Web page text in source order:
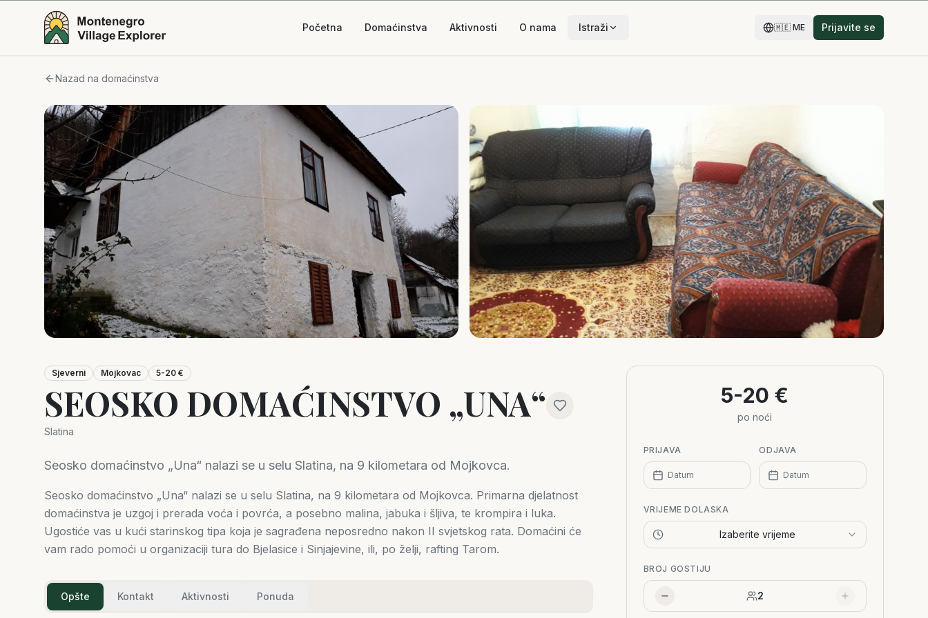
Početna Domaćinstva Aktivnosti O nama Istraži 🇲🇪 ME Prijavite se
Nazad na domaćinstva
Sjeverni Mojkovac 5-20 €
SEOSKO DOMAĆINSTVO „UNA“
Slatina
Seosko domaćinstvo „Una“ nalazi se u selu Slatina, na 9 kilometara od Mojkovca.
Seosko domaćinstvo „Una“ nalazi se u selu Slatina, na 9 kilometara od Mojkovca. Primarna djelatnost
domaćinstva je uzgoj i prerada voća i povrća, a posebno malina, jabuka i šljiva, te krompira i luka.
Ugostiće vas u kući starinskog tipa koja je sagrađena neposredno nakon II svjetskog rata. Domaćini će
vam rado pomoći u organizaciji tura do Bjelasice i Sinjajevine, ili, po želji, rafting Tarom.
Opšte Kontakt Aktivnosti Ponuda
5-20 €
po noći
PRIJAVA
Datum
ODJAVA
Datum
VRIJEME DOLASKA
Izaberite vrijeme
BROJ GOSTIJU
2